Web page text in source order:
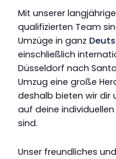
Mit unserer
qualifizierten Team
Umzüge in ganz
einschließlich
Düsseldorf nach
Umzug eine große
deshalb bieten wir dir
auf deine
sind.
Unser freundliches